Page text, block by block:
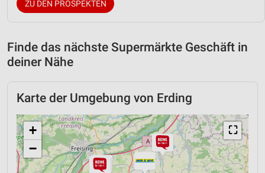
ZU DEN PROSPEKTEN
Finde das nächste Supermärkte Geschäft in
deiner Nähe
Karte der Umgebung von Erding
⛶
+
−